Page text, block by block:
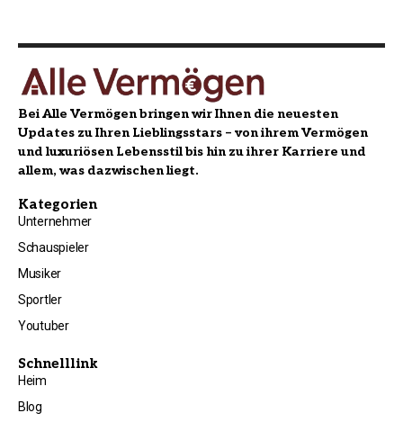
Bei Alle Vermögen bringen wir Ihnen die neuesten
Updates zu Ihren Lieblingsstars – von ihrem Vermögen
und luxuriösen Lebensstil bis hin zu ihrer Karriere und
allem, was dazwischen liegt.
Kategorien
Unternehmer
Schauspieler
Musiker
Sportler
Youtuber
Schnelllink
Heim
Blog